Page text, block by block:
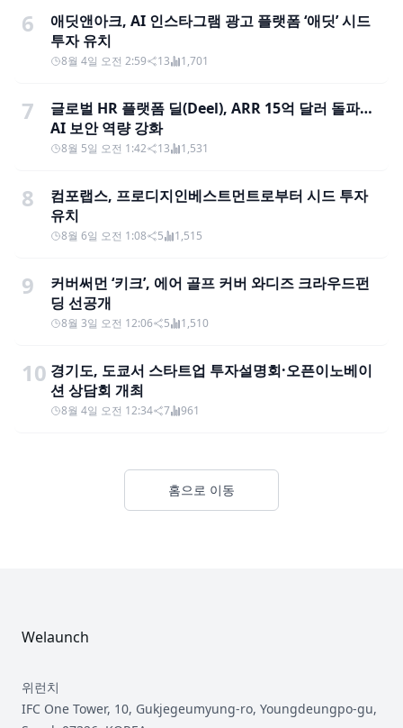
6
애딧앤아크, AI 인스타그램 광고 플랫폼 ‘애딧’ 시드
투자 유치
8월 4일 오전 2:59 13 1,701
7
글로벌 HR 플랫폼 딜(Deel), ARR 15억 달러 돌파…
AI 보안 역량 강화
8월 5일 오전 1:42 13 1,531
8
컴포랩스, 프로디지인베스트먼트로부터 시드 투자
유치
8월 6일 오전 1:08 5 1,515
9
커버써먼 ‘키크’, 에어 골프 커버 와디즈 크라우드펀
딩 선공개
8월 3일 오전 12:06 5 1,510
10 경기도, 도쿄서 스타트업 투자설명회·오픈이노베이
션 상담회 개최
8월 4일 오전 12:34 7 961
홈으로 이동
Welaunch
위런치
IFC One Tower, 10, Gukjegeumyung-ro, Youngdeungpo-gu,